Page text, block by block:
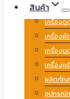
สินค้า
เครื่อง
เครื่องผั
เครื่องดู
เครื่องค
ผลิตภัณ
อุปกรณ์